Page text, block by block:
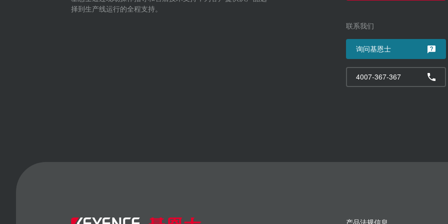
择到生产线运行的全程支持。
联系我们
询问基恩士
4007-367-367
产品法规信息